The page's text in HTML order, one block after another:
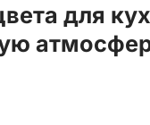
для